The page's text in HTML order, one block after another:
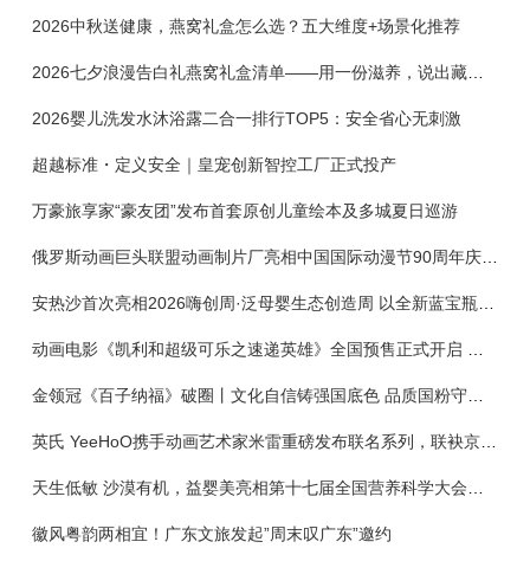
2026中秋送健康，燕窝礼盒怎么选？五大维度+场景化推荐
2026七夕浪漫告白礼燕窝礼盒清单——用一份滋养，说出藏在心底的爱
2026婴儿洗发水沐浴露二合一排行TOP5：安全省心无刺激
超越标准・定义安全｜皇宠创新智控工厂正式投产
万豪旅享家“豪友团”发布首套原创儿童绘本及多城夏日巡游
俄罗斯动画巨头联盟动画制片厂亮相中国国际动漫节90周年庆开启中国之旅新篇章
金领冠《百子纳福》破圈丨文化自信铸强国底色 品质国粉守护新生
英氏 YeeHoO携手动画艺术家米雷重磅发布联名系列，联袂京东深化全渠道战略
徽风粤韵两相宜！广东文旅发起”周末叹广东”邀约